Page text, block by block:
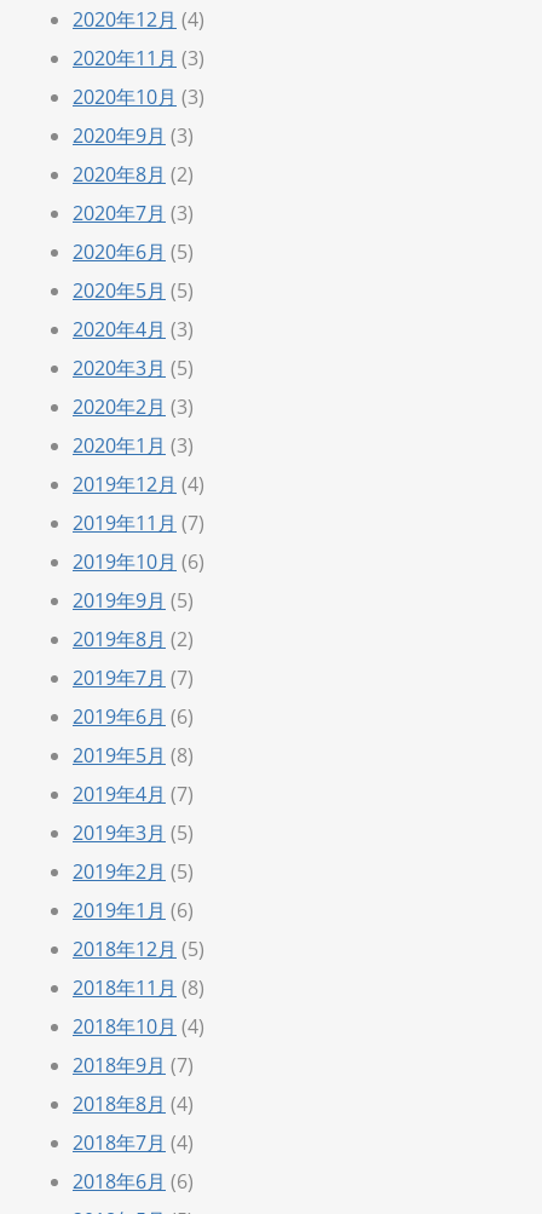
2020年12月 (4)
2020年11月 (3)
2020年10月 (3)
2020年9月 (3)
2020年8月 (2)
2020年7月 (3)
2020年6月 (5)
2020年5月 (5)
2020年4月 (3)
2020年3月 (5)
2020年2月 (3)
2020年1月 (3)
2019年12月 (4)
2019年11月 (7)
2019年10月 (6)
2019年9月 (5)
2019年8月 (2)
2019年7月 (7)
2019年6月 (6)
2019年5月 (8)
2019年4月 (7)
2019年3月 (5)
2019年2月 (5)
2019年1月 (6)
2018年12月 (5)
2018年11月 (8)
2018年10月 (4)
2018年9月 (7)
2018年8月 (4)
2018年7月 (4)
2018年6月 (6)